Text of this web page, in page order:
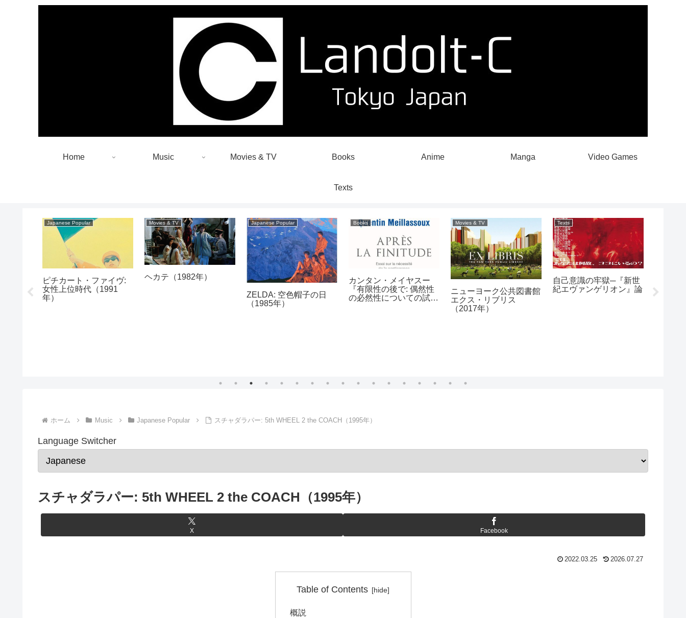
Home Music Movies & TV Books Anime Manga Video Games
Texts
Japanese Popular
ピチカート・ファイヴ:
女性上位時代（1991
年）
Movies & TV
ヘカテ（1982年）
Japanese Popular
ZELDA: 空色帽子の日
（1985年）
Books
カンタン・メイヤスー
『有限性の後で: 偶然性
の必然性についての試
Movies & TV
ニューヨーク公共図書館
エクス・リブリス
（2017年）
Texts
自己意識の牢獄─『新世
紀エヴァンゲリオン』論
バッハ
年）
ホーム Music Japanese Popular スチャダラパー: 5th WHEEL 2 the COACH（1995年）
Language Switcher
スチャダラパー: 5th WHEEL 2 the COACH（1995年）
X Facebook
2022.03.25 2026.07.27
Table of Contents
概説